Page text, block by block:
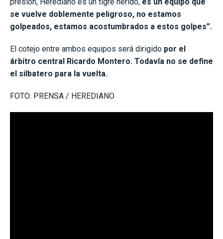
se vuelve doblemente peligroso, no estamos
golpeados, estamos acostumbrados a estos golpes”.
El cotejo entre ambos equipos será dirigido por el
árbitro central Ricardo Montero. Todavía no se define
el silbatero para la vuelta.
FOTO: PRENSA / HEREDIANO